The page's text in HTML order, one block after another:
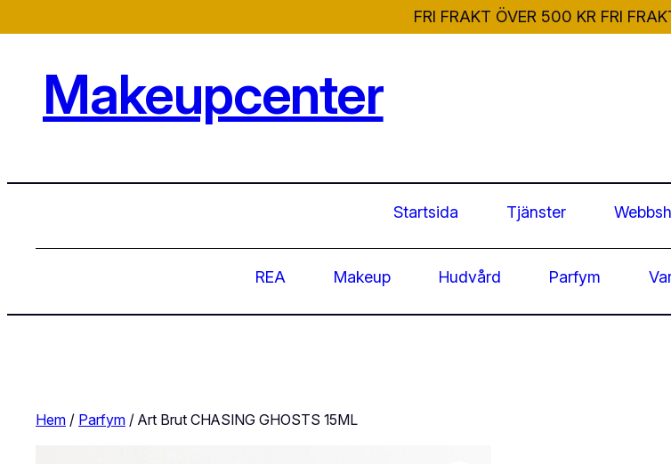
FRI FRAKT ÖVER 500 KR FRI
Makeupcenter
Startsida Tjänster
REA Makeup Hudvård Parfym
Hem / Parfym / Art Brut CHASING GHOSTS 15ML